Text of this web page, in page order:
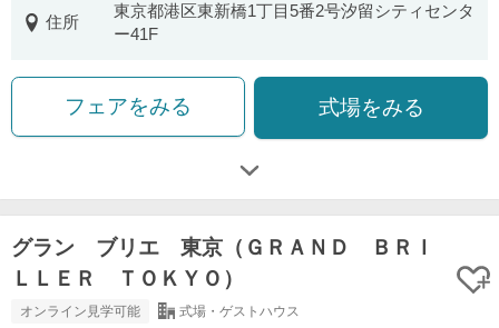
住所
東京都港区東新橋1丁目5番2号汐留シティセンタ
ー41F
フェアをみる 式場をみる
グラン ブリエ 東京（ＧＲＡＮＤ ＢＲＩ
ＬＬＥＲ ＴＯＫＹＯ）
オンライン見学可能 式場・ゲストハウス